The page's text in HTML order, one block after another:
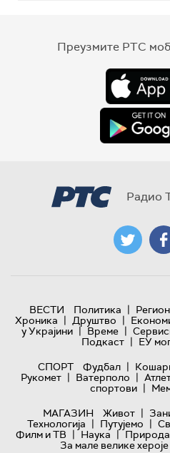
Преузмите РТС
Радио
ВЕСТИ Политика | Регион
Хроника | Друштво |
у Украјини | Време |
Подкаст | ЕУ
СПОРТ
Фудбал |
Рукомет | Ватерполо |
спортови |
МАГАЗИН
Живот |
Технологијa | Путујемо |
Филм и ТВ | Наука | Природа
За мале велике хероје